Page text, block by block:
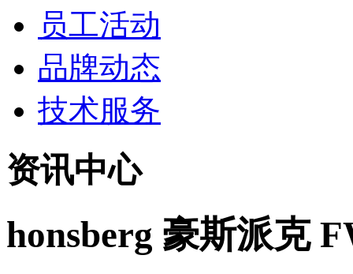
员工活动
品牌动态
技术服务
资讯中心
honsberg 豪斯派克